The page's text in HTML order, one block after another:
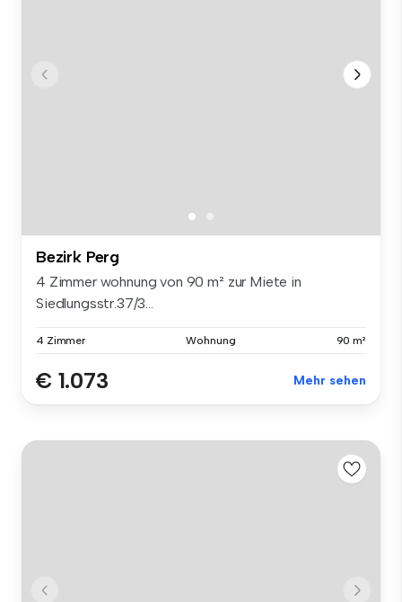
Bezirk Perg
4 Zimmer wohnung von 90 m² zur Miete in
Siedlungsstr.37/3...
4 Zimmer Wohnung 90 m²
€ 1.073 Mehr sehen